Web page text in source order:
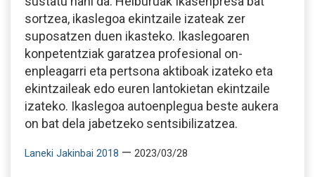
sortzea, ikaslegoa ekintzaile izateak zer
suposatzen duen ikasteko. Ikaslegoaren
konpetentziak garatzea profesional on-
enpleagarri eta pertsona aktiboak izateko eta
ekintzaileak edo euren lantokietan ekintzaile
izateko. Ikaslegoa autoenplegua beste aukera
on bat dela jabetzeko sentsibilizatzea.
Laneki Jakinbai 2018 — 2023/03/28